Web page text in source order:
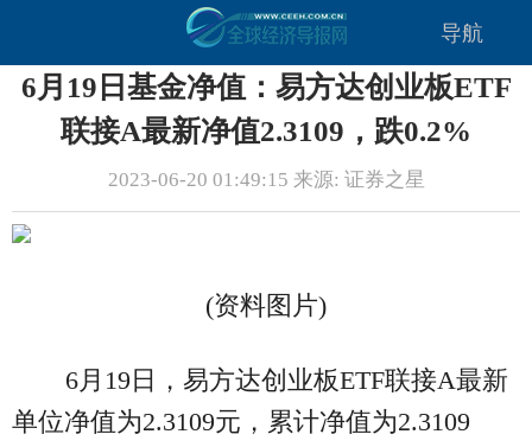
导航
6月19日基金净值：易方达创业板ETF
联接A最新净值2.3109，跌0.2%
2023-06-20 01:49:15 来源: 证券之星
(资料图片)
6月19日，易方达创业板ETF联接A最新
单位净值为2.3109元，累计净值为2.3109